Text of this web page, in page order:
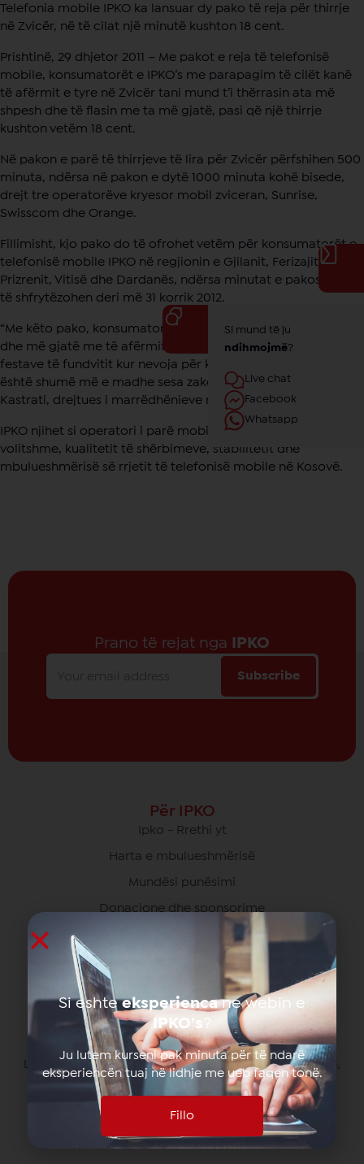
Telefonia mobile IPKO ka lansuar dy pako të reja për thirrje
në Zvicër, në të cilat një minutë kushton 18 cent.
Prishtinë, 29 dhjetor 2011 – Me pakot e reja të telefonisë
mobile, konsumatorët e IPKO’s me parapagim të cilët kanë
të afërmit e tyre në Zvicër tani mund t’i thërrasin ata më
shpesh dhe të flasin me ta më gjatë, pasi që një thirrje
kushton vetëm 18 cent.
Në pakon e parë të thirrjeve të lira për Zvicër përfshihen 500
minuta, ndërsa në pakon e dytë 1000 minuta kohë bisede,
drejt tre operatorëve kryesor mobil zviceran, Sunrise,
Swisscom dhe Orange.
Fillimisht, kjo pako do të ofrohet vetëm për konsumatorët e
telefonisë mobile IPKO në regjionin e Gjilanit, Ferizajit,
Prizrenit, Vitisë dhe Dardanës, ndërsa minutat e pakos mund
të shfrytëzohen deri më 31 korrik 2012.
“Me këto pako, konsumatorët tanë mund të flasin më lirë
dhe më gjatë me të afërmit e tyre në Zvicër, e sidomos gjatë
festave të fundvitit kur nevoja për komunikim me familjen
është shumë më e madhe sesa zakonisht” ka thënë Alban
Kastrati, drejtues i marrëdhënieve me publikun në IPKO.
IPKO njihet si operatori i parë mobil, sa i përket çmimeve të
volitshme, kualitetit të shërbimeve, stabilitetit dhe
mbulueshmërisë së rrjetit të telefonisë mobile në Kosovë.
Prano të rejat nga IPKO
Subscribe
Për IPKO
Ipko - Rrethi yt
Harta e mbulueshmërisë
Mundësi punësimi
Donacione dhe sponsorime
Zyra Qendrore
Lagjja Ulpiana Rr. "Zija Shemsiu" nr. 3410000 Prishtinë,
Kosovë
049/700 700
info@ipko.com
Si mund të ju
ndihmojmë?
Live chat
Facebook
Whatsapp
Si eshteeksperiencane webin e
IPKO’s?
Ju lutem kurseni pak minuta për të ndarë
eksperiencën tuaj në lidhje me ueb faqen tonë.
Fillo